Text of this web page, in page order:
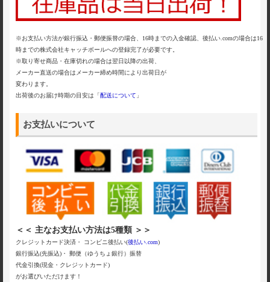
※お支払い方法が銀行振込・郵便振替の場合、16時までの入金確認、後払い.comの場合は16
時までの株式会社キャッチボールへの登録完了が必要です。
※取り寄せ商品・在庫切れの場合は翌日以降の出荷、
メーカー直送の場合はメーカー締め時間により出荷日が
変わります。
出荷後のお届け時期の目安は「配送について 」
お支払いについて
＜＜ 主なお支払い方法は5種類 ＞＞
クレジットカード決済・ コンビニ後払い(後払い.com)
銀行振込(先振込)・ 郵便（ゆうちょ銀行）振替
代金引換(現金・クレジットカード)
がお選びいただけます！